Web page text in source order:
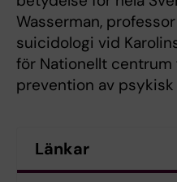
Wasserman,
suicidologi vid
för Nationellt
prevention av psykisk
Länkar